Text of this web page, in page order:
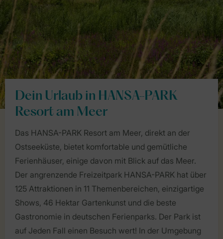
Dein Urlaub in HANSA-PARK
Resort am Meer
Das HANSA-PARK Resort am Meer, direkt an der
Ostseeküste, bietet komfortable und gemütliche
Ferienhäuser, einige davon mit Blick auf das Meer.
Der angrenzende Freizeitpark HANSA-PARK hat über
125 Attraktionen in 11 Themenbereichen, einzigartige
Shows, 46 Hektar Gartenkunst und die beste
Gastronomie in deutschen Ferienparks. Der Park ist
auf Jeden Fall einen Besuch wert! In der Umgebung